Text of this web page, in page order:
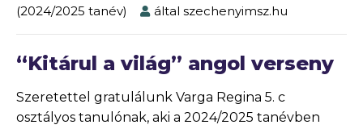
(2024/2025 tanév)
által szechenyimsz.hu
“Kitárul a világ” angol verseny
Szeretettel gratulálunk Varga Regina 5. c
osztályos tanulónak, aki a 2024/2025 tanévben